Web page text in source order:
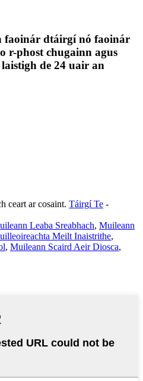
faoinár dtáirgí nó faoinár
r-phost chugainn agus
de 24 uair an
ceart ar cosaint. Táirgí Te -
Leaba Sreabhach, Muileann
Meilt Inaistrithe,
, Muileann Scaird Aeir Diosca,